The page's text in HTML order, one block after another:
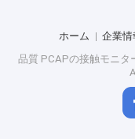
ホーム 企業情
品質 PCAPの接触モニタ